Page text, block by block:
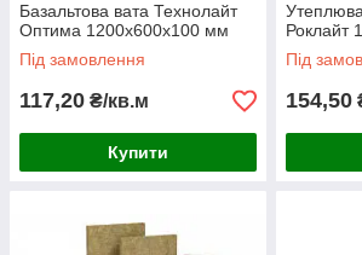
Базальтова вата Технолайт
Оптима 1200х600х100 мм
Під замовлення
117,20 ₴/кв.м
Купити
Роклайт
Під
154,50